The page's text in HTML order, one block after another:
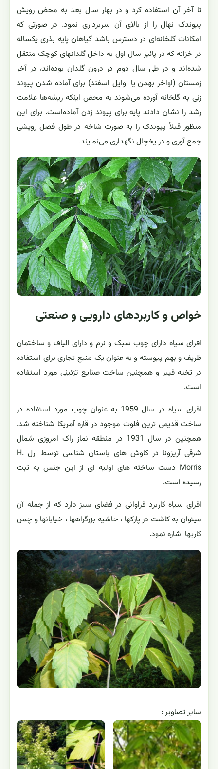
تا آخر آن استفاده کرد و در بهار سال بعد به محض رویش
پیوندک نهال را از بالای آن سربرداری نمود. در صورتی که
امکانات گلخانه‌ای در دسترس باشد گیاهان پایه بذری یکساله
در خزانه که در پائیز سال اول به داخل گلدانهای کوچک منتقل
شده‌اند و در طی سال دوم در درون گلدان بوده‌اند، در آخر
زمستان (اواخر بهمن یا اوایل اسفند) برای آماده شدن پیوند
زنی به گلخانه آورده می‌شوند به محض اینکه ریشه‌ها علامت
رشد را نشان دادند پایه برای پیوند زدن آماده‌است. برای این
منظور قبلاً پیوندک را به صورت شاخه در طول فصل رویشی
جمع آوری و در یخچال نگهداری می‌نمایند.
خواص و کاربردهای دارویی و صنعتی
افرای سیاه دارای چوب سبک و نرم و دارای الیاف و ساختمان
ظریف و بهم پیوسته و به عنوان یک منبع تجاری برای استفاده
در تخته فیبر و همچنین ساخت صنایع تزئینی مورد استفاده
است.
افرای سیاه در سال 1959 به عنوان چوب مورد استفاده در
ساخت قدیمی ترین فلوت موجود در قاره آمریکا شناخته شد.
همچنین در سال 1931 در منطقه نماز راک امروزی شمال
شرقی آریزونا در کاوش های باستان شناسی توسط ارل H.
Morris دست ساخته های اولیه ای از این جنس به ثبت
رسیده است.
افرای سیاه کاربرد فراوانی در فضای سبز دارد که از جمله آن
میتوان به کاشت در پارکها ، حاشیه بزرگراهها ، خیابانها و چمن
کاریها اشاره نمود.
ساير تصاوير :